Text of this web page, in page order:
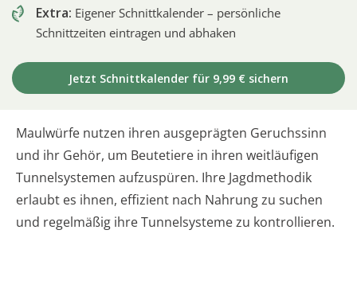
Extra: Eigener Schnittkalender – persönliche
Schnittzeiten eintragen und abhaken
Jetzt Schnittkalender für 9,99 € sichern
Maulwürfe nutzen ihren ausgeprägten Geruchssinn
und ihr Gehör, um Beutetiere in ihren weitläufigen
Tunnelsystemen aufzuspüren. Ihre Jagdmethodik
erlaubt es ihnen, effizient nach Nahrung zu suchen
und regelmäßig ihre Tunnelsysteme zu kontrollieren.